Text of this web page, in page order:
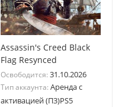
Assassin's Creed Black
Flag Resynced
Освободится: 31.10.2026
Тип аккаунта: Аренда с
активацией (П3)PS5